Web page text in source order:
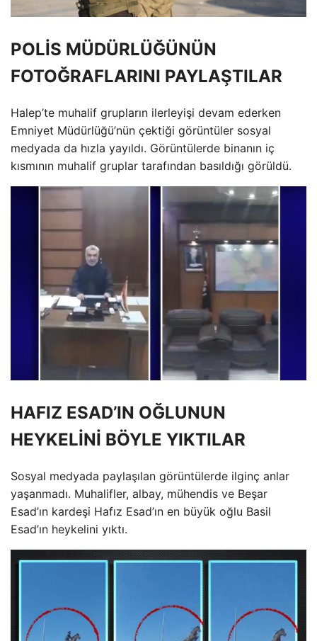
POLİS MÜDÜRLÜĞÜNÜN
FOTOĞRAFLARINI PAYLAŞTILAR
Halep’te muhalif grupların ilerleyişi devam ederken
Emniyet Müdürlüğü’nün çektiği görüntüler sosyal
medyada da hızla yayıldı. Görüntülerde binanın iç
kısmının muhalif gruplar tarafından basıldığı görüldü.
HAFIZ ESAD’IN OĞLUNUN
HEYKELİNİ BÖYLE YIKTILAR
Sosyal medyada paylaşılan görüntülerde ilginç anlar
yaşanmadı. Muhalifler, albay, mühendis ve Beşar
Esad’ın kardeşi Hafız Esad’ın en büyük oğlu Basil
Esad’ın heykelini yıktı.